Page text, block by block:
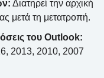
Διατηρεί την αρχική
μετά τη μετατροπή.
του Outlook:
2013, 2010, 2007